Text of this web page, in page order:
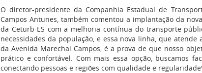
O diretor-presidente da Companhia Estadual de
Campos Antunes, também comentou a implantação da
da Ceturb-ES com a melhoria contínua do transporte
necessidades da população, e essa nova linha, que
da Avenida Marechal Campos, é a prova de que nosso
prático e confortável. Com mais essa opção, buscamos
conectando pessoas e regiões com qualidade e